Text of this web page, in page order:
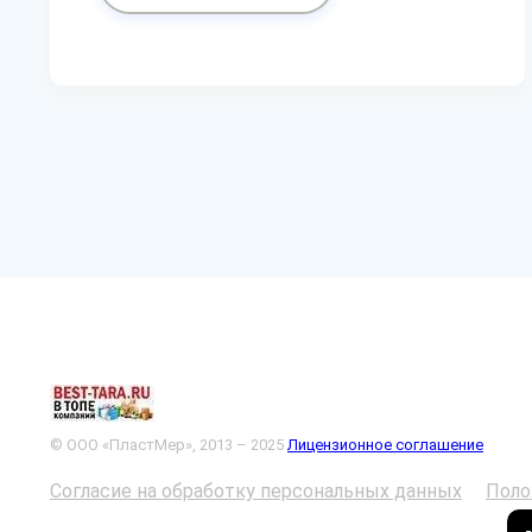
© ООО «ПластМер», 2013 – 2025 Лицензионное соглашение
Согласие на обработку персональных данных